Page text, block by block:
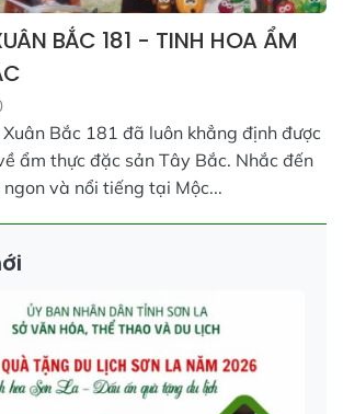
BẮC 181 - TINH HOA ẨM
Bắc 181 đã luôn khẳng định được
ẩm thực đặc sản Tây Bắc. Nhắc đến
và nổi tiếng tại Mộc...